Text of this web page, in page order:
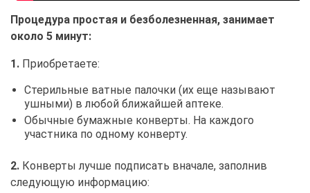
Процедура простая и безболезненная, занимает
около 5 минут:
1. Приобретаете:
Стерильные ватные палочки (их еще называют
ушными) в любой ближайшей аптеке.
Обычные бумажные конверты. На каждого
участника по одному конверту.
2. Конверты лучше подписать вначале, заполнив
следующую информацию: